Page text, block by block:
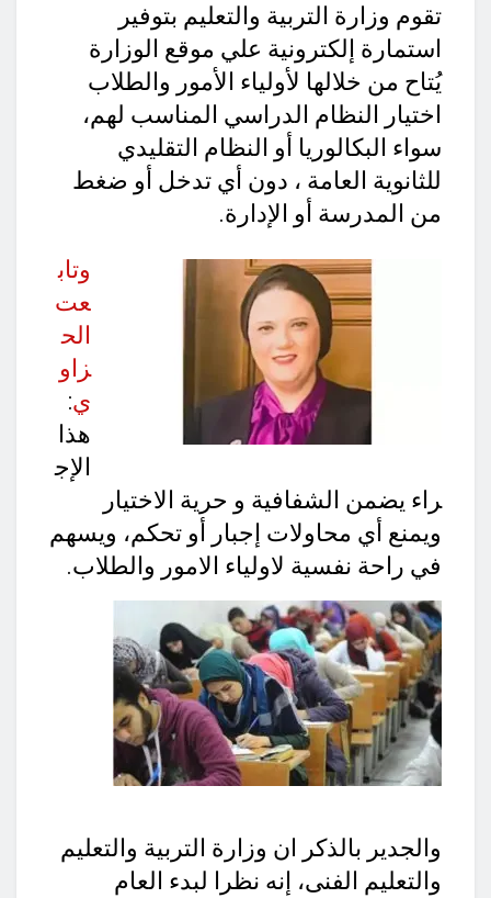
تقوم وزارة التربية والتعليم بتوفير
استمارة إلكترونية علي موقع الوزارة
يُتاح من خلالها لأولياء الأمور والطلاب
اختيار النظام الدراسي المناسب لهم،
سواء البكالوريا أو النظام التقليدي
للثانوية العامة ، دون أي تدخل أو ضغط
من المدرسة أو الإدارة.
وتاب
عت
الح
زاو
ي:
هذا
الإج
راء يضمن الشفافية و حرية الاختيار
ويمنع أي محاولات إجبار أو تحكم، ويسهم
في راحة نفسية لاولياء الامور والطلاب.
والجدير بالذكر ان وزارة التربية والتعليم
والتعليم الفنى، إنه نظرا لبدء العام